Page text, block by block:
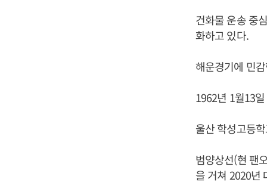
건화물 운송 중
화하고 있다.
해운경기에 민
1962년 1월13
울산 학성고등
범양상선(현 팬
을 거쳐 2020년